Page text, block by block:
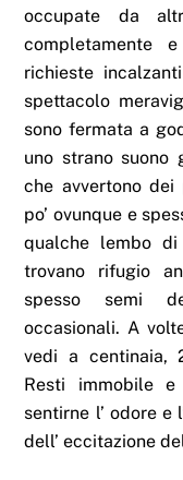
occupate da
completamente
richieste
spettacolo
sono fermata a
uno strano suono
che avvertono dei
po’ ovunque e
qualche lembo
trovano rifugio
spesso semi
occasionali. A
vedi a centinaia,
Resti immobile
sentirne l’ odore
dell’ eccitazione